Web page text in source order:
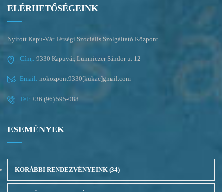
ELÉRHETŐSÉGEINK
Nyitott Kapu-Vár Térségi Szociális Szolgáltató Központ.
Cím,: 9330 Kapuvár, Lumniczer Sándor u. 12
Email: nokozpont9330[kukac]gmail.com
Tel: +36 (96) 595-088
ESEMÉNYEK
KORÁBBI RENDEZVÉNYEINK (34)